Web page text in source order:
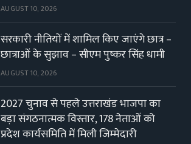
AUGUST 10, 2026
सरकारी नीतियों में शामिल किए जाएंगे छात्र –
छात्राओं के सुझाव – सीएम पुष्कर सिंह धामी
AUGUST 10, 2026
2027 चुनाव से पहले उत्तराखंड भाजपा का
बड़ा संगठनात्मक विस्तार, 178 नेताओं को
प्रदेश कार्यसमिति में मिली जिम्मेदारी